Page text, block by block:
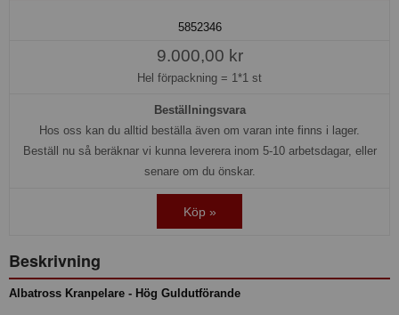
5852346
9.000,00 kr
Hel förpackning = 1*1 st
Beställningsvara
Hos oss kan du alltid beställa även om varan inte finns i lager.
Beställ nu så beräknar vi kunna leverera inom 5-10 arbetsdagar, eller
senare om du önskar.
Köp »
Beskrivning
Albatross Kranpelare - Hög Guldutförande